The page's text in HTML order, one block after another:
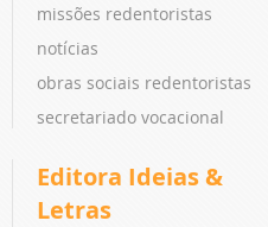
missões redentoristas
notícias
obras sociais redentoristas
secretariado vocacional
Editora Ideias &
Letras